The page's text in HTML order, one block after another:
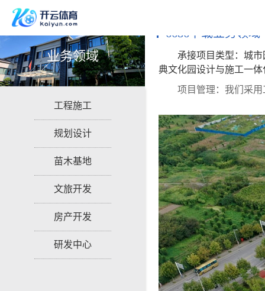
业务领域
工程施工
规划设计
苗木基地
文旅开发
房产开发
研发中心
6686下载业务领域
承接项目类型：城
典文化园设计与施工一
项目管理：我们采